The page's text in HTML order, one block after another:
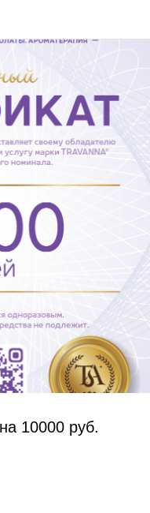
10000 руб.